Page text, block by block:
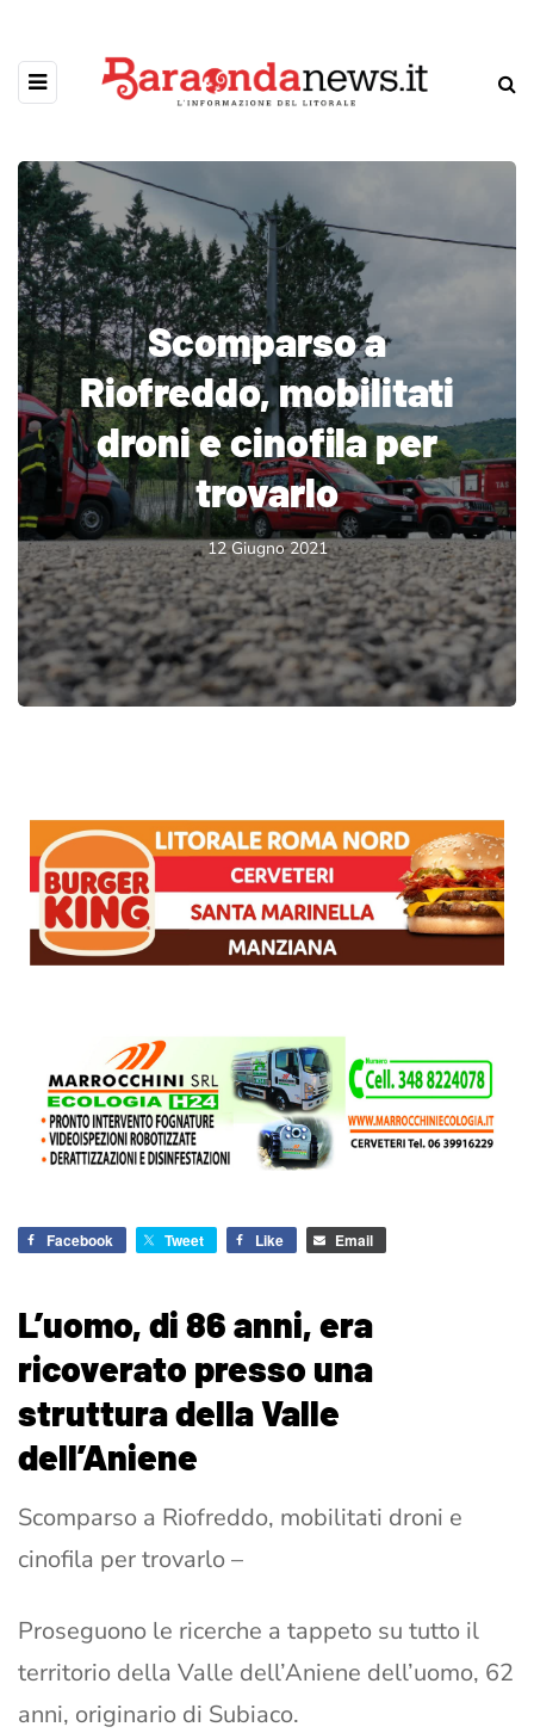
Scomparso a
Riofreddo, mobilitati
droni e cinofila per
trovarlo
12 Giugno 2021
Facebook Tweet Like Email
L’uomo, di 86 anni, era
ricoverato presso una
struttura della Valle
dell’Aniene
Scomparso a Riofreddo, mobilitati droni e
cinofila per trovarlo –
Proseguono le ricerche a tappeto su tutto il
territorio della Valle dell’Aniene dell’uomo, 62
anni, originario di Subiaco.